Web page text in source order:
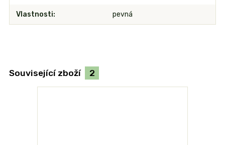
Vlastnosti pevná
Související zboží 2